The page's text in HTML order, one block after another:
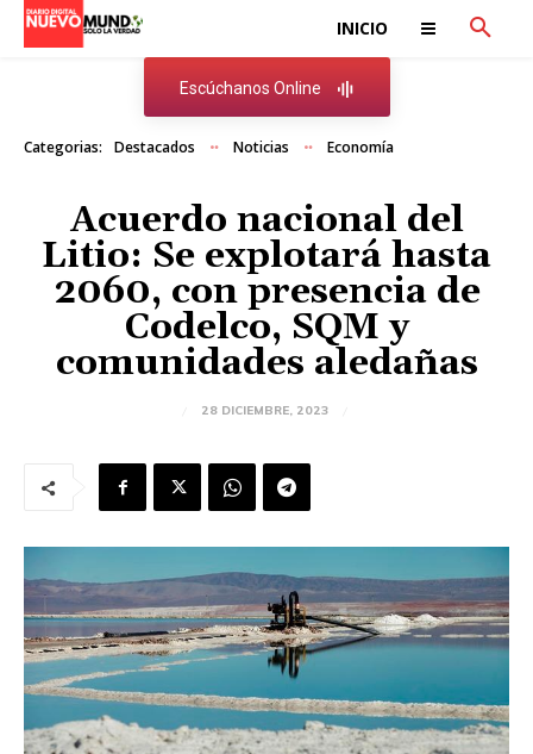
INICIO
Escúchanos Online
Categorias: Destacados Noticias Economía
Acuerdo nacional del
Litio: Se explotará hasta
2060, con presencia de
Codelco, SQM y
comunidades aledañas
28 DICIEMBRE, 2023